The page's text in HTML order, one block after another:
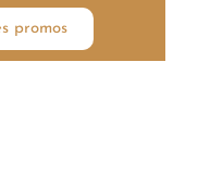
promos